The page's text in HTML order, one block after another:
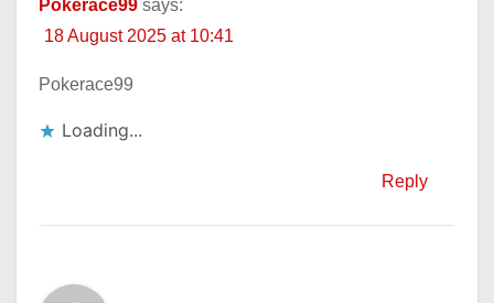
Pokerace99 says:
18 August 2025 at 10:41
Pokerace99
Loading...
Reply